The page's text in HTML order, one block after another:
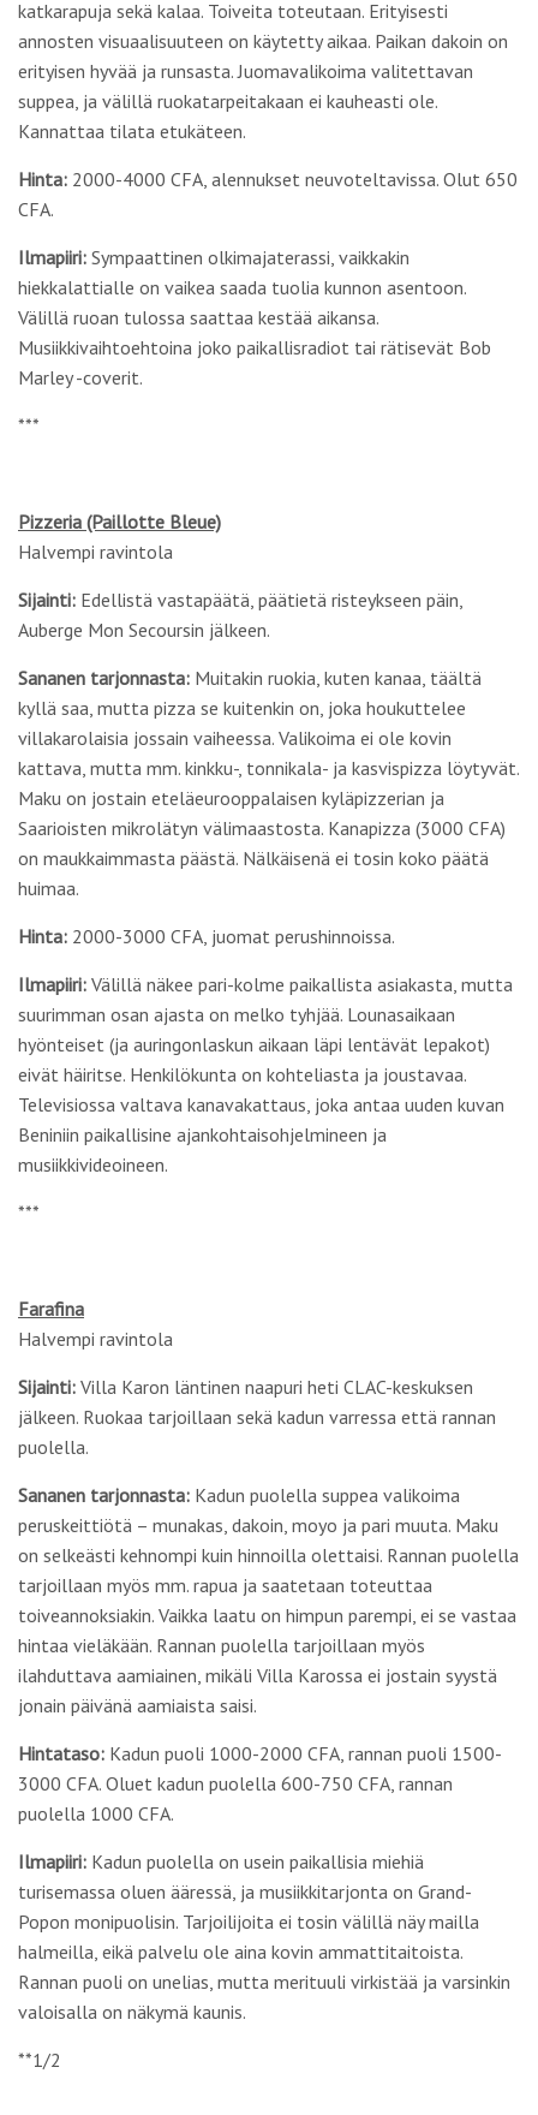
katkarapuja sekä kalaa. Toiveita toteutaan. Erityisesti
annosten visuaalisuuteen on käytetty aikaa. Paikan dakoin on
erityisen hyvää ja runsasta. Juomavalikoima valitettavan
suppea, ja välillä ruokatarpeitakaan ei kauheasti ole.
Kannattaa tilata etukäteen.
Hinta: 2000-4000 CFA, alennukset neuvoteltavissa. Olut 650
CFA.
Ilmapiiri: Sympaattinen olkimajaterassi, vaikkakin
hiekkalattialle on vaikea saada tuolia kunnon asentoon.
Välillä ruoan tulossa saattaa kestää aikansa.
Musiikkivaihtoehtoina joko paikallisradiot tai rätisevät Bob
Marley -coverit.
***
Pizzeria (Paillotte Bleue)
Halvempi ravintola
Sijainti: Edellistä vastapäätä, päätietä risteykseen päin,
Auberge Mon Secoursin jälkeen.
Sananen tarjonnasta: Muitakin ruokia, kuten kanaa, täältä
kyllä saa, mutta pizza se kuitenkin on, joka houkuttelee
villakarolaisia jossain vaiheessa. Valikoima ei ole kovin
kattava, mutta mm. kinkku-, tonnikala- ja kasvispizza löytyvät.
Maku on jostain eteläeurooppalaisen kyläpizzerian ja
Saarioisten mikrolätyn välimaastosta. Kanapizza (3000 CFA)
on maukkaimmasta päästä. Nälkäisenä ei tosin koko päätä
huimaa.
Hinta: 2000-3000 CFA, juomat perushinnoissa.
Ilmapiiri: Välillä näkee pari-kolme paikallista asiakasta, mutta
suurimman osan ajasta on melko tyhjää. Lounasaikaan
hyönteiset (ja auringonlaskun aikaan läpi lentävät lepakot)
eivät häiritse. Henkilökunta on kohteliasta ja joustavaa.
Televisiossa valtava kanavakattaus, joka antaa uuden kuvan
Beniniin paikallisine ajankohtaisohjelmineen ja
musiikkivideoineen.
***
Farafina
Halvempi ravintola
Sijainti: Villa Karon läntinen naapuri heti CLAC-keskuksen
jälkeen. Ruokaa tarjoillaan sekä kadun varressa että rannan
puolella.
Sananen tarjonnasta: Kadun puolella suppea valikoima
peruskeittiötä – munakas, dakoin, moyo ja pari muuta. Maku
on selkeästi kehnompi kuin hinnoilla olettaisi. Rannan puolella
tarjoillaan myös mm. rapua ja saatetaan toteuttaa
toiveannoksiakin. Vaikka laatu on himpun parempi, ei se vastaa
hintaa vieläkään. Rannan puolella tarjoillaan myös
ilahduttava aamiainen, mikäli Villa Karossa ei jostain syystä
jonain päivänä aamiaista saisi.
Hintataso: Kadun puoli 1000-2000 CFA, rannan puoli 1500-
3000 CFA. Oluet kadun puolella 600-750 CFA, rannan
puolella 1000 CFA.
Ilmapiiri: Kadun puolella on usein paikallisia miehiä
turisemassa oluen ääressä, ja musiikkitarjonta on Grand-
Popon monipuolisin. Tarjoilijoita ei tosin välillä näy mailla
halmeilla, eikä palvelu ole aina kovin ammattitaitoista.
Rannan puoli on unelias, mutta merituuli virkistää ja varsinkin
valoisalla on näkymä kaunis.
**1/2